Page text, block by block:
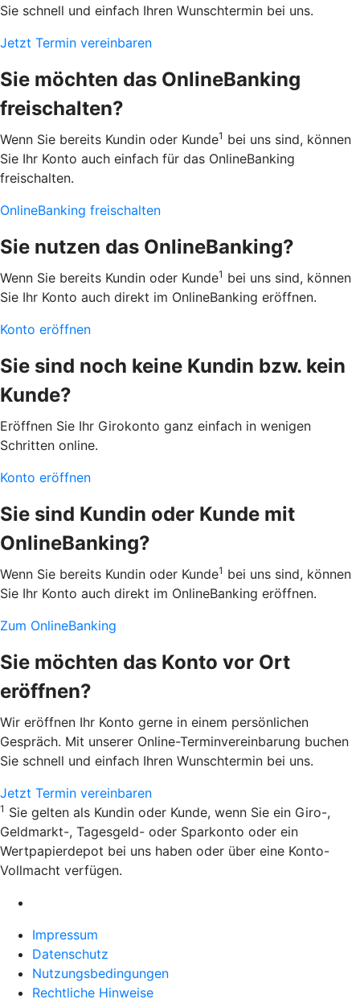
Sie schnell und einfach Ihren Wunschtermin bei uns.
Jetzt Termin vereinbaren
Sie möchten das OnlineBanking
freischalten?
Wenn Sie bereits Kundin oder Kunde1 bei uns sind, können
Sie Ihr Konto auch einfach für das OnlineBanking
freischalten.
OnlineBanking freischalten
Sie nutzen das OnlineBanking?
Wenn Sie bereits Kundin oder Kunde1 bei uns sind, können
Sie Ihr Konto auch direkt im OnlineBanking eröffnen.
Konto eröffnen
Sie sind noch keine Kundin bzw. kein
Kunde?
Eröffnen Sie Ihr Girokonto ganz einfach in wenigen
Schritten online.
Konto eröffnen
Sie sind Kundin oder Kunde mit
OnlineBanking?
Wenn Sie bereits Kundin oder Kunde1 bei uns sind, können
Sie Ihr Konto auch direkt im OnlineBanking eröffnen.
Zum OnlineBanking
Sie möchten das Konto vor Ort
eröffnen?
Wir eröffnen Ihr Konto gerne in einem persönlichen
Gespräch. Mit unserer Online-Terminvereinbarung buchen
Sie schnell und einfach Ihren Wunschtermin bei uns.
Jetzt Termin vereinbaren
1 Sie gelten als Kundin oder Kunde, wenn Sie ein Giro-,
Geldmarkt-, Tagesgeld- oder Sparkonto oder ein
Wertpapierdepot bei uns haben oder über eine Konto-
Vollmacht verfügen.
Impressum
Datenschutz
Nutzungsbedingungen
Rechtliche Hinweise